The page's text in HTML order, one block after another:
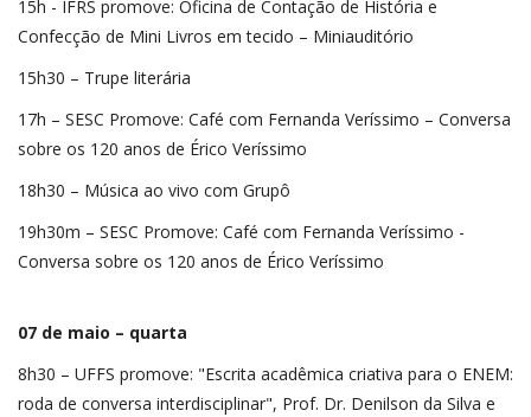
15h - IFRS promove: Oficina de Contação de História e
Confecção de Mini Livros em tecido – Miniauditório
15h30 – Trupe literária
17h – SESC Promove: Café com Fernanda Veríssimo – Conversa
sobre os 120 anos de Érico Veríssimo
18h30 – Música ao vivo com Grupô
19h30m – SESC Promove: Café com Fernanda Veríssimo -
Conversa sobre os 120 anos de Érico Veríssimo
07 de maio – quarta
8h30 – UFFS promove: "Escrita acadêmica criativa para o ENEM:
roda de conversa interdisciplinar", Prof. Dr. Denilson da Silva e